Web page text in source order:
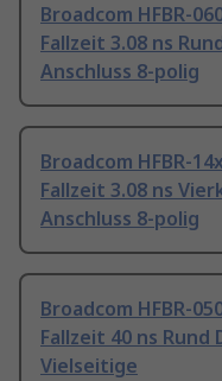
Broadcom HFBR-
Fallzeit 3.08 ns
Anschluss 8-polig
Broadcom HFBR-
Fallzeit 3.08 ns
Anschluss 8-polig
Broadcom HFBR-
Fallzeit 40 ns
Vielseitige